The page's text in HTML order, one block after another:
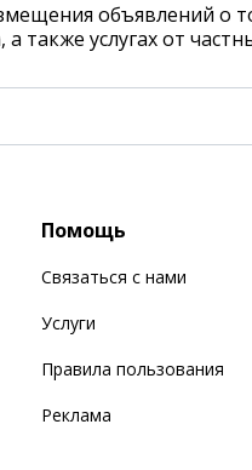
объявлений о
а также услугах от
Помощь
Связаться с нами
Услуги
Правила пользования
Реклама